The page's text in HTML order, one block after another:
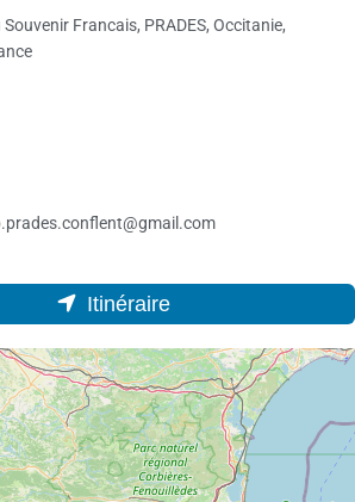
Souvenir Francais, PRADES, Occitanie,
Itinéraire